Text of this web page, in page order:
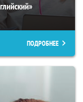
ПОДРОБНЕЕ